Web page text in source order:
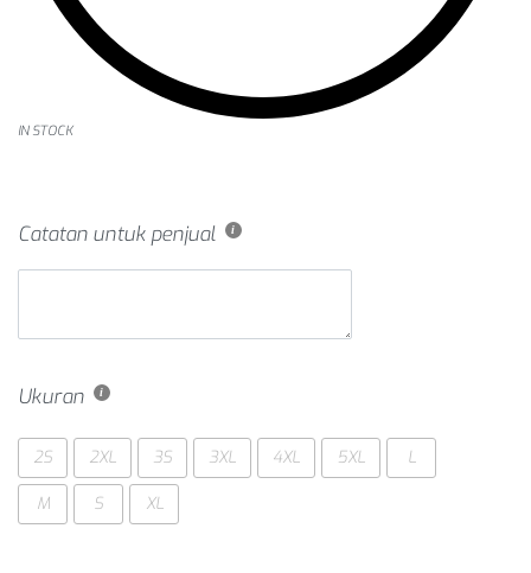
IN STOCK
Catatan untuk penjual
Ukuran
2S 2XL 3S 3XL 4XL 5XL L
M S XL